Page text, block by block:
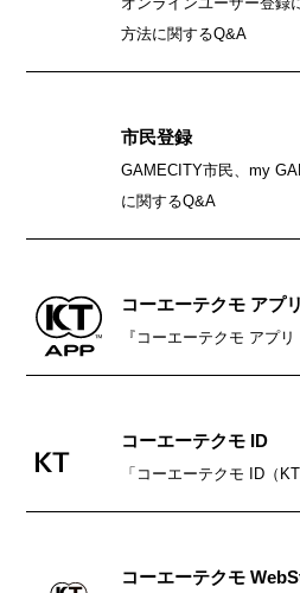
方法に関するQ&A
市民登録
GAMECITY市民、my
に関するQ&A
コーエーテクモ アプリ
『コーエーテクモ アプ
コーエーテクモ ID
「コーエーテクモ ID（
コーエーテクモ